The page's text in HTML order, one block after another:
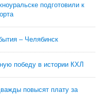
подготовили к
– Челябинск
победу в истории КХЛ
повысят плату за